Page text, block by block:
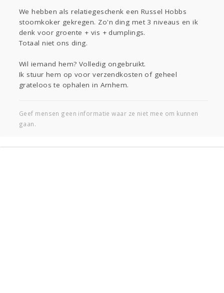
Gezondheid
Actueel
Oekraïne
Kinderen
Digi
We hebben als relatiegeschenk een Russel Hobbs
stoomkoker gekregen. Zo'n ding met 3 niveaus en ik
denk voor groente + vis + dumplings.
Totaal niet ons ding.
Wil iemand hem? Volledig ongebruikt.
Ik stuur hem op voor verzendkosten of geheel
grateloos te ophalen in Arnhem.
Geef mensen geen informatie waar ze niet mee om kunnen
gaan.